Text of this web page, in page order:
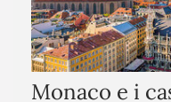
Monaco e i